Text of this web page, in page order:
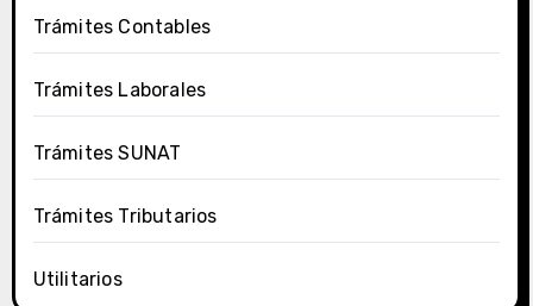
Trámites Contables
Trámites Laborales
Trámites SUNAT
Trámites Tributarios
Utilitarios